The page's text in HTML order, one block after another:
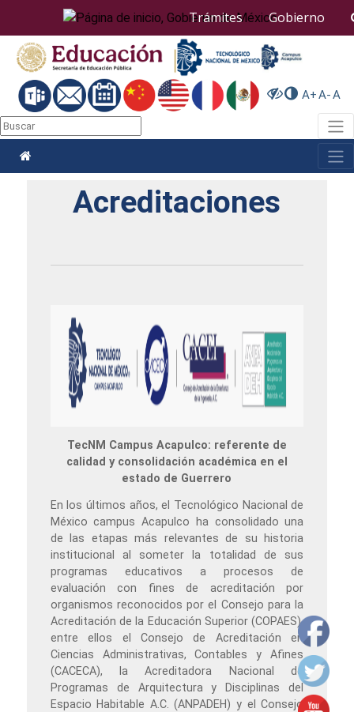
sitio
web
incluye
sistema
accesibilidad.
Trámites Gobierno
A+A-A
Acreditaciones
TecNM Campus Acapulco: referente de
calidad y consolidación académica en el
estado de Guerrero
En los últimos años, el Tecnológico Nacional de
México campus Acapulco ha consolidado una
de las etapas más relevantes de su historia
institucional al someter la totalidad de sus
programas educativos a procesos de
evaluación con fines de acreditación por
organismos reconocidos por el Consejo para la
Acreditación de la Educación Superior (COPAES),
entre ellos el Consejo de Acreditación en
Ciencias Administrativas, Contables y Afines
(CACECA), la Acreditadora Nacional de
Programas de Arquitectura y Disciplinas del
Espacio Habitable A.C. (ANPADEH) y el Consejo